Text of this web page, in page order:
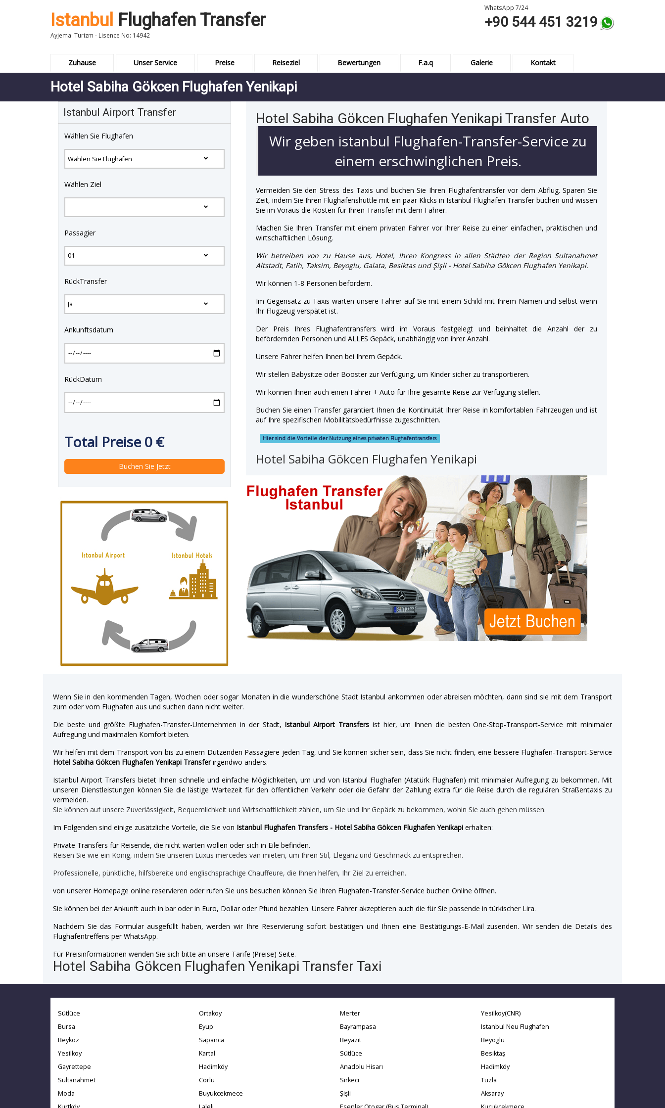
Istanbul Flughafen Transfer
Ayjemal Turizm - Lisence No: 14942
WhatsApp 7/24
+90 544 451 3219
Zuhause Unser Service Preise Reiseziel Bewertungen F.a.q Galerie Kontakt
Hotel Sabiha Gökcen Flughafen Yenikapi
Istanbul Airport Transfer
Wählen Sie Flughafen
Wählen Ziel
Passagier
RückTransfer
Ankunftsdatum
RückDatum
Total Preise0 €
Hotel Sabiha Gökcen Flughafen Yenikapi Transfer Auto
Wir geben istanbul Flughafen-Transfer-Service zu
einem erschwinglichen Preis.
Vermeiden Sie den Stress des Taxis und buchen Sie Ihren Flughafentransfer vor dem Abflug. Sparen Sie
Zeit, indem Sie Ihren Flughafenshuttle mit ein paar Klicks in Istanbul Flughafen Transfer buchen und wissen
Sie im Voraus die Kosten für Ihren Transfer mit dem Fahrer.
Machen Sie Ihren Transfer mit einem privaten Fahrer vor Ihrer Reise zu einer einfachen, praktischen und
wirtschaftlichen Lösung.
Wir betreiben von zu Hause aus, Hotel, Ihren Kongress in allen Städten der Region Sultanahmet
Altstadt, Fatih, Taksim, Beyoglu, Galata, Besiktas und Şişli - Hotel Sabiha Gökcen Flughafen Yenikapi.
Wir können 1-8 Personen befördern.
Im Gegensatz zu Taxis warten unsere Fahrer auf Sie mit einem Schild mit Ihrem Namen und selbst wenn
Ihr Flugzeug verspätet ist.
Der Preis Ihres Flughafentransfers wird im Voraus festgelegt und beinhaltet die Anzahl der zu
befördernden Personen und ALLES Gepäck, unabhängig von ihrer Anzahl.
Unsere Fahrer helfen Ihnen bei Ihrem Gepäck.
Wir stellen Babysitze oder Booster zur Verfügung, um Kinder sicher zu transportieren.
Wir können Ihnen auch einen Fahrer + Auto für Ihre gesamte Reise zur Verfügung stellen.
Buchen Sie einen Transfer garantiert Ihnen die Kontinuität Ihrer Reise in komfortablen Fahrzeugen und ist
auf Ihre spezifischen Mobilitätsbedürfnisse zugeschnitten.
Hier sind die Vorteile der Nutzung eines privaten Flughafentransfers
Hotel Sabiha Gökcen Flughafen Yenikapi
Wenn Sie in den kommenden Tagen, Wochen oder sogar Monaten in die wunderschöne Stadt Istanbul ankommen oder abreisen möchten, dann sind sie mit dem Transport
zum oder vom Flughafen aus und suchen dann nicht weiter.
Die beste und größte Flughafen-Transfer-Unternehmen in der Stadt, Istanbul Airport Transfersist hier, um Ihnen die besten One-Stop-Transport-Service mit minimaler
Aufregung und maximalen Komfort bieten.
Wir helfen mit dem Transport von bis zu einem Dutzenden Passagiere jeden Tag, und Sie können sicher sein, dass Sie nicht finden, eine bessere Flughafen-Transport-Service
Hotel Sabiha Gökcen Flughafen Yenikapi Transferirgendwo anders.
Istanbul Airport Transfers bietet Ihnen schnelle und einfache Möglichkeiten, um und von Istanbul Flughafen (Atatürk Flughafen) mit minimaler Aufregung zu bekommen. Mit
unseren Dienstleistungen können Sie die lästige Wartezeit für den öffentlichen Verkehr oder die Gefahr der Zahlung extra für die Reise durch die regulären Straßentaxis zu
vermeiden.
Sie können auf unsere Zuverlässigkeit, Bequemlichkeit und Wirtschaftlichkeit zählen, um Sie und Ihr Gepäck zu bekommen, wohin Sie auch gehen müssen.
Im Folgenden sind einige zusätzliche Vorteile, die Sie von Istanbul Flughafen Transfers - Hotel Sabiha Gökcen Flughafen Yenikapi erhalten:
Private Transfers für Reisende, die nicht warten wollen oder sich in Eile befinden.
Reisen Sie wie ein König, indem Sie unseren Luxus mercedes van mieten, um Ihren Stil, Eleganz und Geschmack zu entsprechen.
Professionelle, pünktliche, hilfsbereite und englischsprachige Chauffeure, die Ihnen helfen, Ihr Ziel zu erreichen.
von unserer Homepage online reservieren oder rufen Sie uns besuchen können Sie Ihren Flughafen-Transfer-Service buchen Online öffnen.
Sie können bei der Ankunft auch in bar oder in Euro, Dollar oder Pfund bezahlen. Unsere Fahrer akzeptieren auch die für Sie passende in türkischer Lira.
Nachdem Sie das Formular ausgefüllt haben, werden wir Ihre Reservierung sofort bestätigen und Ihnen eine Bestätigungs-E-Mail zusenden. Wir senden die Details des
Flughafentreffens per WhatsApp.
Für Preisinformationen wenden Sie sich bitte an unsere Tarife (Preise) Seite.
Hotel Sabiha Gökcen Flughafen Yenikapi Transfer Taxi
Sütlüce
Bursa
Beykoz
Yesilkoy
Gayrettepe
Sultanahmet
Moda
Ortakoy
Eyup
Sapanca
Kartal
Hadimköy
Corlu
Buyukcekmece
Merter
Bayrampasa
Beyazit
Sütlüce
Anadolu Hisarı
Sirkeci
Şişli
Yesilkoy(CNR)
Istanbul Neu Flughafen
Beyoglu
Besiktaş
Hadimköy
Tuzla
Aksaray